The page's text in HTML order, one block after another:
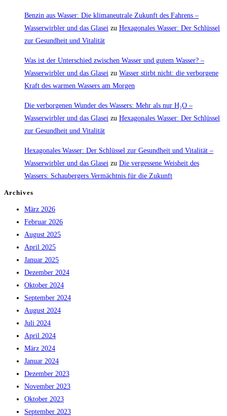
Benzin aus Wasser: Die klimaneutrale Zukunft des Fahrens –
Wasserwirbler und das Glasei zu Hexagonales Wasser: Der Schlüssel
zur Gesundheit und Vitalität
Was ist der Unterschied zwischen Wasser und gutem Wasser? –
Wasserwirbler und das Glasei zu Wasser stirbt nicht: die verborgene
Kraft des warmen Wassers am Morgen
Die verborgenen Wunder des Wassers: Mehr als nur H₂O –
Wasserwirbler und das Glasei zu Hexagonales Wasser: Der Schlüssel
zur Gesundheit und Vitalität
Hexagonales Wasser: Der Schlüssel zur Gesundheit und Vitalität –
Wasserwirbler und das Glasei zu Die vergessene Weisheit des
Wassers: Schaubergers Vermächtnis für die Zukunft
Archives
März 2026
Februar 2026
August 2025
April 2025
Januar 2025
Dezember 2024
Oktober 2024
September 2024
August 2024
Juli 2024
April 2024
März 2024
Januar 2024
Dezember 2023
November 2023
Oktober 2023
September 2023